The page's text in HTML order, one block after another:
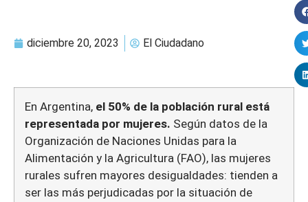
diciembre 20, 2023 El Ciudadano
En Argentina, el 50% de la población rural está
representada por mujeres. Según datos de la
Organización de Naciones Unidas para la
Alimentación y la Agricultura (FAO), las mujeres
rurales sufren mayores desigualdades: tienden a
ser las más perjudicadas por la situación de